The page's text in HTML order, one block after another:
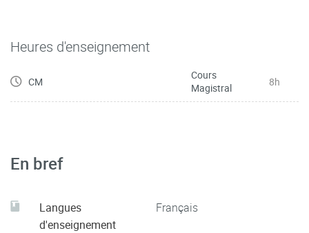
Heures d'enseignement
CM
Cours
Magistral
8h
En bref
Langues
d'enseignement
Français